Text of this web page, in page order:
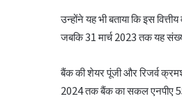
उन्होंने यह भी बताया कि इस
जबकि 31 मार्च 2023 तक यह
बैंक की शेयर पूंजी और रिजर्व
2024 तक बैंक का सकल एनपीए